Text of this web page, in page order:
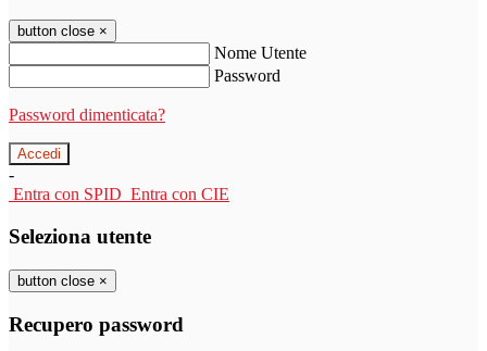
button close ×
Nome Utente
Password
Password dimenticata?
-
Entra con SPID Entra con CIE
Seleziona utente
button close ×
Recupero password